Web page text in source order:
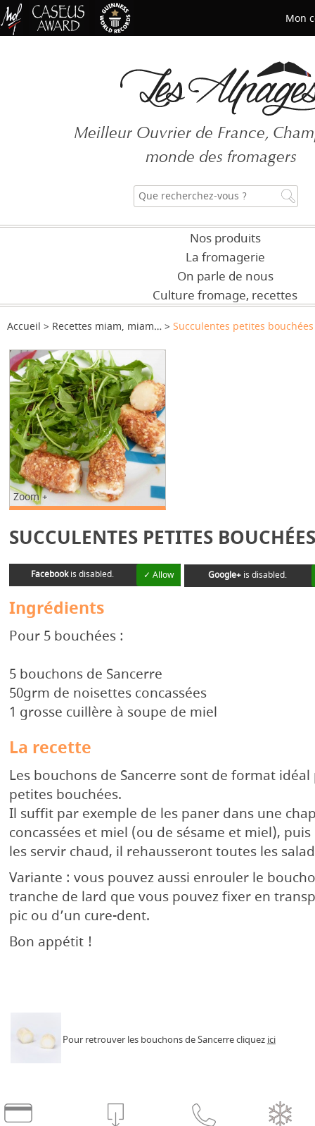
Meilleur Ouvrier de France,
monde des fromagers
Nos produits
La fromagerie
On parle de nous
Culture fromage, recettes
Accueil Recettes miam, miam… Succulentes petites bouchées
Zoom +
SUCCULENTES PETITES BOUCHÉES
Facebookis disabled. ✓ Allow Google+ is disabled.
Ingrédients
Pour 5 bouchées :
5 bouchons de Sancerre
50grm de noisettes concassées
1 grosse cuillère à soupe de miel
La recette
Les bouchons de Sancerre sont de format
petites bouchées.
Il suffit par exemple de les paner dans une
concassées et miel (ou de sésame et miel),
les servir chaud, il rehausseront toutes les
Variante : vous pouvez aussi enrouler le
tranche de lard que vous pouvez fixer en
pic ou d’un cure-dent.
Bon appétit !
Pour retrouver les bouchons de Sancerre cliquez ici
Mon
Mot de passe oublié ?
CRÉER UN